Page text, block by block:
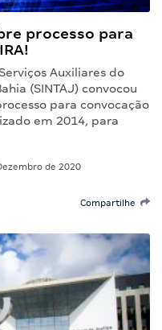
processo para
Auxiliares do
(SINTAJ) convocou
para convocação
em 2014, para
de 2020
Compartilhe